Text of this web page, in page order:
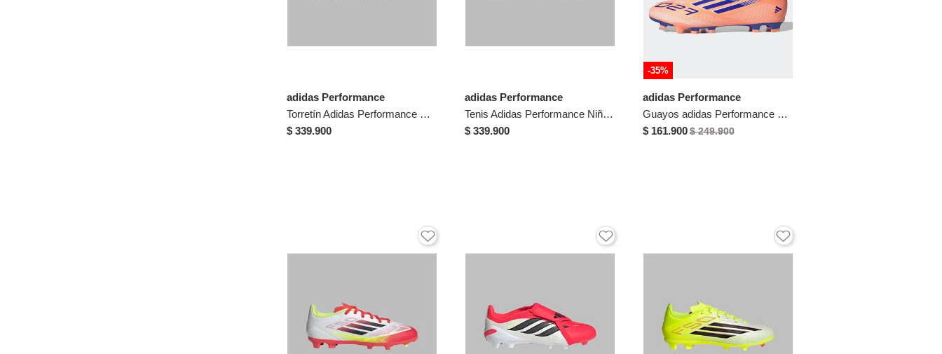
adidas Performance
Torretín Adidas Performance Niño F50 Sparkfusion League Caña Media - Rosado - Fútbol | Entrenamiento Y Competencia
$ 339.900
adidas Performance
Tenis Adidas Performance Niño Predator Freestyle IN-Blanco - Negro - Fútbol | Cancha Bajo Techo
$ 339.900
-35%
adidas Performance
Guayos adidas Performance F50 Club FG/MG Naranja
$ 161.900$ 249.900